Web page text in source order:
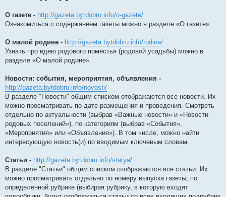
О газете - http://gazeta.bytdobru.info/o-gazete/
Ознакомиться с содержанием газеты можно в разделе «О газете»
О малой родине - http://gazeta.bytdobru.info/rodina/
Узнать про идею родового поместья (родовой усадьбы) можно в
разделе «О малой родине».
Новости: события, мероприятия, объявления -
http://gazeta.bytdobru.info/novosti/
В разделе "Новости" общим списком отображаются все новости. Их
можно просматривать по дате размещения и проведения. Смотреть
отдельно по актуальности (выбрав «Важные новости» и «Новости
родовых поселений»), по категориям (выбрав «События»,
«Мероприятия» или «Объявления»). В том числе, можно найти
интересующую новость(и) по вводимым ключевым словам.
Статьи - http://gazeta.bytdobru.info/statya/
В разделе "Статьи" общим списком отображаются все статьи. Их
можно просматривать отдельно по номеру выпуска газеты, по
определённой рубрике (выбирая рубрику, в которую входят